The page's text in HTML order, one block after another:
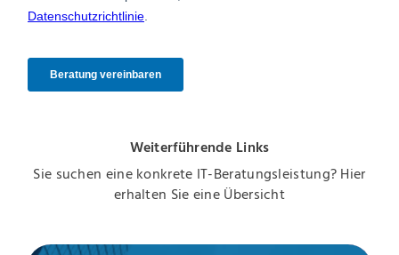
Weiterführende Links
Sie suchen eine konkrete IT-Beratungsleistung? Hier
erhalten Sie eine Übersicht